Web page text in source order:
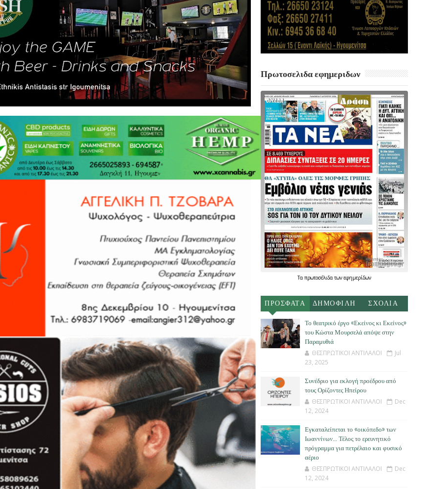
Πρωτοσελιδα εφημεριδων
Τα πρωτοσέλιδατων εφημερίδων
ΠΡΟΣΦΑΤΑ ΔΗΜΟΦΙΛΗ ΣΧΟΛΙΑ
Το θεατρικό έργο «Εκείνος κι Εκείνος»
του Κώστα Μουρσελά απόψε στην
Παραμυθιά
ΘΕΣΠΡΩΤΙΚΟΙ ΑΝΤΙΛΑΛΟΙ
Jul
23, 2025
Συνέδριο για εκλογή προέδρου από
τους Ορίζοντες Ηπείρου
ΘΕΣΠΡΩΤΙΚΟΙ ΑΝΤΙΛΑΛΟΙ
Dec
12, 2024
Εγκαταλείπεται το «οικόπεδο» των
Ιωαννίνων… Τέλος το ερευνητικό
πρόγραμμα για πετρέλαιο και φυσικό
αέριο
ΘΕΣΠΡΩΤΙΚΟΙ ΑΝΤΙΛΑΛΟΙ
Dec
12, 2024